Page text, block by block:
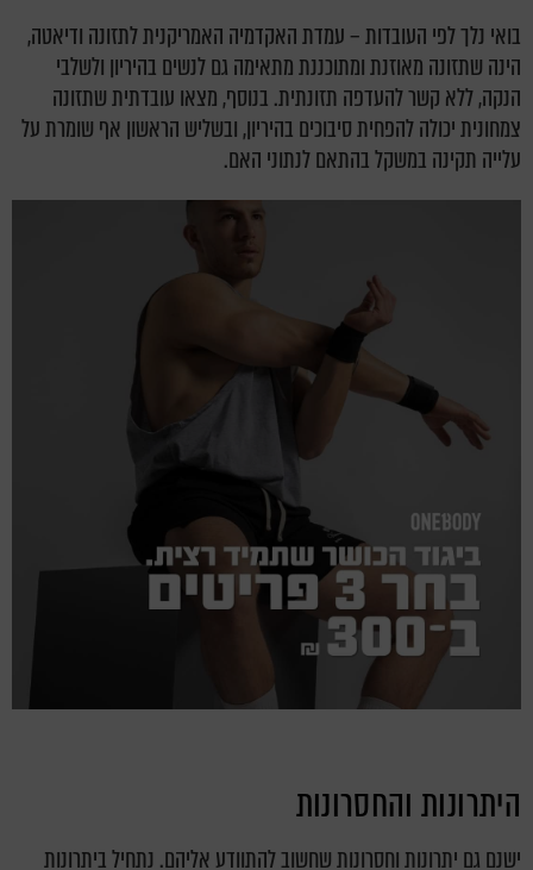
בואי נלך לפי העובדות – עמדת האקדמיה האמריקנית לתזונה ודיאטה,
הינה שתזונה מאוזנת ומתוכננת מתאימה גם לנשים בהיריון ולשלבי
הנקה, ללא קשר להעדפה תזונתית. בנוסף, מצאו עובדתית שתזונה
צמחונית יכולה להפחית סיבוכים בהיריון, ובשליש הראשון אף שומרת על
עלייה תקינה במשקל בהתאם לנתוני האם.
היתרונות והחסרונות
ישנם גם יתרונות וחסרונות שחשוב להתוודע אליהם. נתחיל ביתרונות